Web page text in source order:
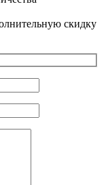
скидку